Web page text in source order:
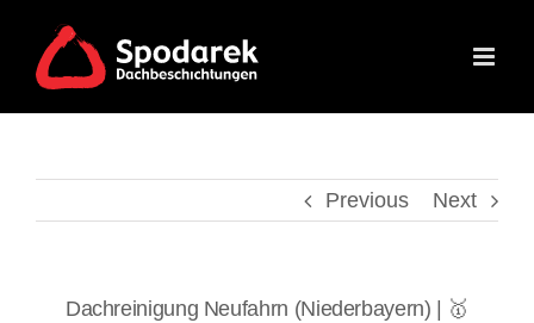
content
Previous Next
Dachreinigung Neufahrn (Niederbayern) | 🥇